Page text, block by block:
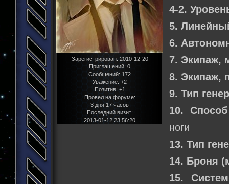
Зарегистрирован: 2010-12-20
Приглашений: 0
Сообщений: 172
Уважение: +2
Позитив: +1
Провел на форуме:
3 дня 17 часов
Последний визит:
2013-01-12 23:56:20
4-2.
5.
6.
7. Экипаж,
8. Экипаж,
9. Тип
10.
ноги
13. Тип
14. Броня
15.